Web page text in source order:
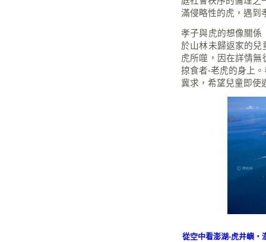
滿侵略性的虎，遇到
孝子與虎的想像關係
於山林未歸返家的兒
虎所噬，因在詳情無
掠食者-老虎的身上
冀求，希望兒童即使
從空中看澎湖-虎井嶼‧